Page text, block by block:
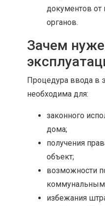
документов от
органов.
Зачем
Процедура ввода в
необходима для:
законного
дома;
получения
объект;
возможности
коммунальным
избежания